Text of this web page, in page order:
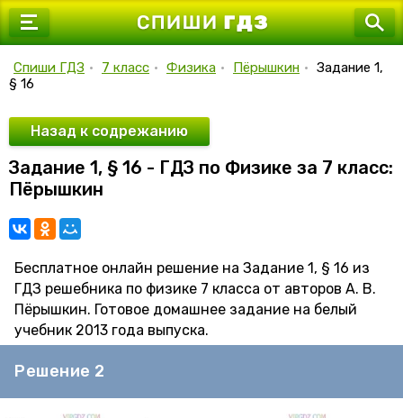
7 класс
9 класс
10 класс
11 класс
Спиши ГДЗ • 7 класс • Физика • Пёрышкин • Задание 1,
§ 16
Назад к содрежанию
Задание 1, § 16 - ГДЗ по Физике за 7 класс:
Пёрышкин
Бесплатное онлайн решение на Задание 1, § 16 из
ГДЗ решебника по физике 7 класса от авторов А. В.
Пёрышкин. Готовое домашнее задание на белый
учебник 2013 года выпуска.
Решение 2